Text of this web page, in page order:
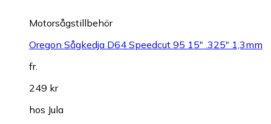
Motorsågstillbehör
Oregon Sågkedja D64 Speedcut 95 15" .325" 1,3mm
fr.
249 kr
hos Jula